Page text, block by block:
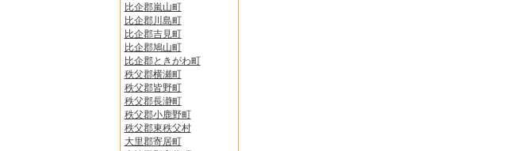
比企郡嵐山町
比企郡川島町
比企郡吉見町
比企郡鳩山町
比企郡ときがわ町
秩父郡横瀬町
秩父郡皆野町
秩父郡長瀞町
秩父郡小鹿野町
秩父郡東秩父村
大里郡寄居町